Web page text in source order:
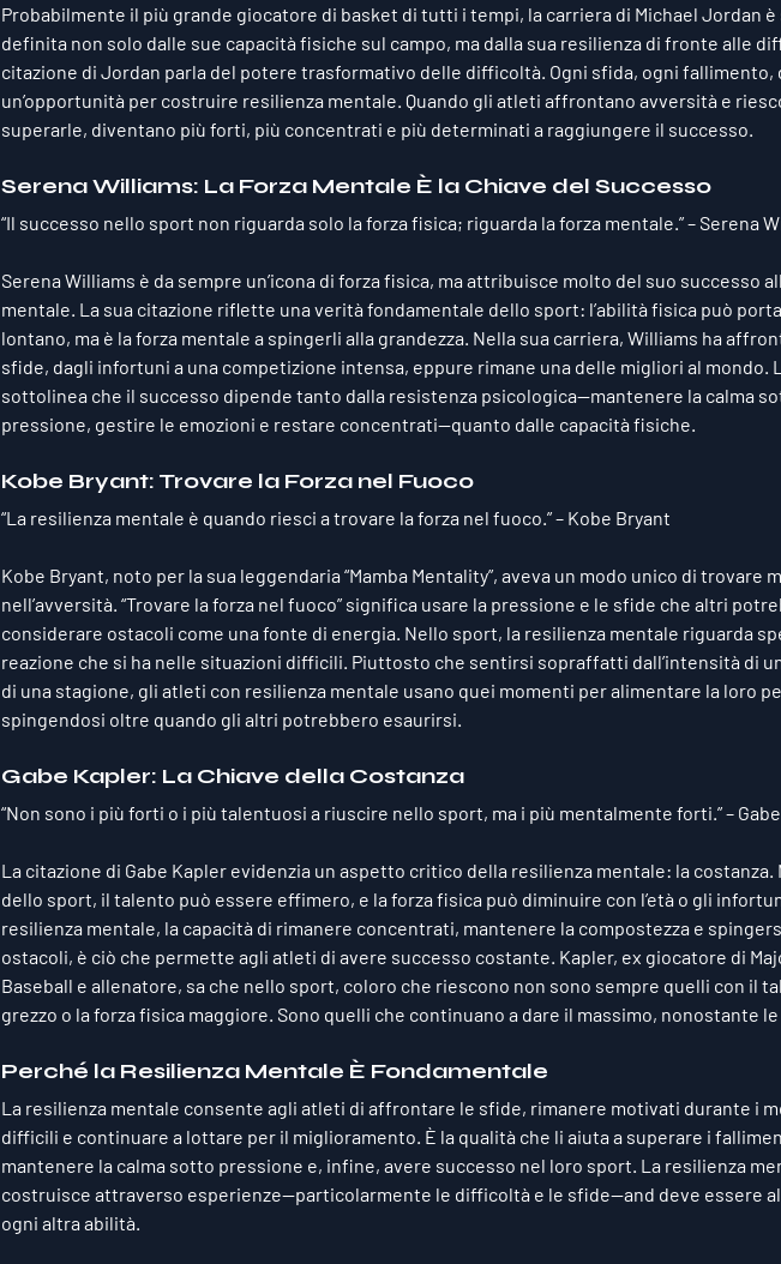
Probabilmente il più grande giocatore di basket di tutti i tempi, la carriera di Michael Jordan
definita non solo dalle sue capacità fisiche sul campo, ma dalla sua resilienza di fronte alle
citazione di Jordan parla del potere trasformativo delle difficoltà. Ogni sfida, ogni fallimento,
un’opportunità per costruire resilienza mentale. Quando gli atleti affrontano avversità e
superarle, diventano più forti, più concentrati e più determinati a raggiungere il successo.
Serena Williams: La Forza Mentale È la Chiave del Successo
“Il successo nello sport non riguarda solo la forza fisica; riguarda la forza mentale.” – Serena
Serena Williams è da sempre un’icona di forza fisica, ma attribuisce molto del suo successo
mentale. La sua citazione riflette una verità fondamentale dello sport: l’abilità fisica può
lontano, ma è la forza mentale a spingerli alla grandezza. Nella sua carriera, Williams ha
sfide, dagli infortuni a una competizione intensa, eppure rimane una delle migliori al mondo.
sottolinea che il successo dipende tanto dalla resistenza psicologica—mantenere la calma
pressione, gestire le emozioni e restare concentrati—quanto dalle capacità fisiche.
Kobe Bryant: Trovare la Forza nel Fuoco
“La resilienza mentale è quando riesci a trovare la forza nel fuoco.” – Kobe Bryant
Kobe Bryant, noto per la sua leggendaria “Mamba Mentality”, aveva un modo unico di trovare
nell’avversità. “Trovare la forza nel fuoco” significa usare la pressione e le sfide che altri
considerare ostacoli come una fonte di energia. Nello sport, la resilienza mentale riguarda
reazione che si ha nelle situazioni difficili. Piuttosto che sentirsi sopraffatti dall’intensità di
di una stagione, gli atleti con resilienza mentale usano quei momenti per alimentare la loro
spingendosi oltre quando gli altri potrebbero esaurirsi.
Gabe Kapler: La Chiave della Costanza
“Non sono i più forti o i più talentuosi a riuscire nello sport, ma i più mentalmente forti.” –
La citazione di Gabe Kapler evidenzia un aspetto critico della resilienza mentale: la costanza.
dello sport, il talento può essere effimero, e la forza fisica può diminuire con l’età o gli
resilienza mentale, la capacità di rimanere concentrati, mantenere la compostezza e
ostacoli, è ciò che permette agli atleti di avere successo costante. Kapler, ex giocatore di
Baseball e allenatore, sa che nello sport, coloro che riescono non sono sempre quelli con il
grezzo o la forza fisica maggiore. Sono quelli che continuano a dare il massimo, nonostante
Perché la Resilienza Mentale È Fondamentale
La resilienza mentale consente agli atleti di affrontare le sfide, rimanere motivati durante i
difficili e continuare a lottare per il miglioramento. È la qualità che li aiuta a superare i
mantenere la calma sotto pressione e, infine, avere successo nel loro sport. La resilienza
costruisce attraverso esperienze—particolarmente le difficoltà e le sfide—and deve essere
ogni altra abilità.